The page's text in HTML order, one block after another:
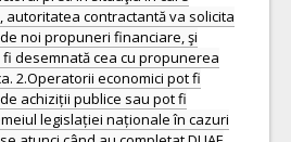
contractantă va solicita
noi propuneri financiare, şi
desemnată cea cu propunerea
2.Operatorii economici pot fi
achiziții publice sau pot fi
legislației naționale în cazuri